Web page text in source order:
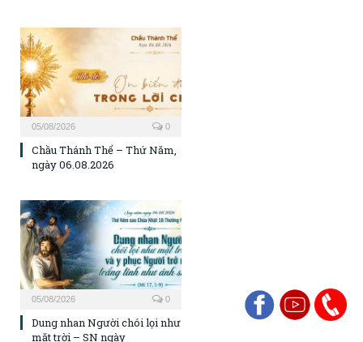
05/08/2026 0
Chầu Thánh Thể – Thứ Năm,
ngày 06.08.2026
05/08/2026 0
Dung nhan Người chói lọi như
mặt trời – SN ngày